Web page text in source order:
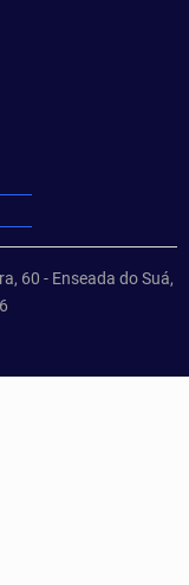
60 - Enseada do Suá,